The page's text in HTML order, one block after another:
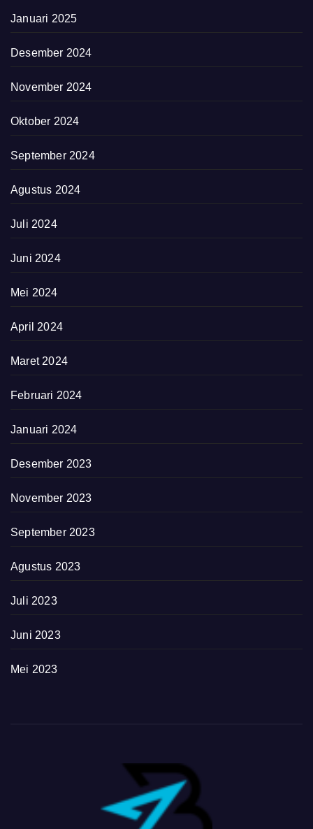
Januari 2025
Desember 2024
November 2024
Oktober 2024
September 2024
Agustus 2024
Juli 2024
Juni 2024
Mei 2024
April 2024
Maret 2024
Februari 2024
Januari 2024
Desember 2023
November 2023
September 2023
Agustus 2023
Juli 2023
Juni 2023
Mei 2023